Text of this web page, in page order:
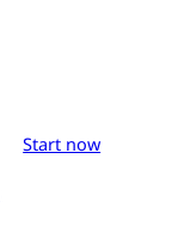
Start now